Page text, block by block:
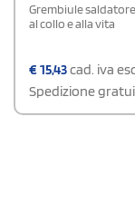
Grembiule
al collo e alla vita
€15,43cad. iva
Spedizione